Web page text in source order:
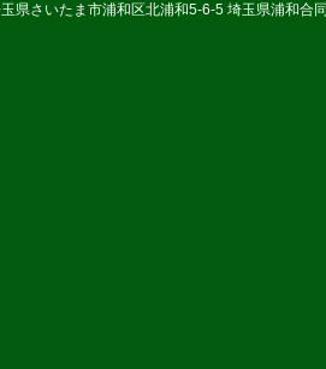
県さいたま市浦和区北浦和5-6-5 埼玉県浦